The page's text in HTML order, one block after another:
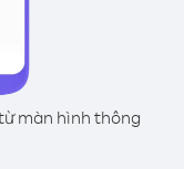
màn hình thông